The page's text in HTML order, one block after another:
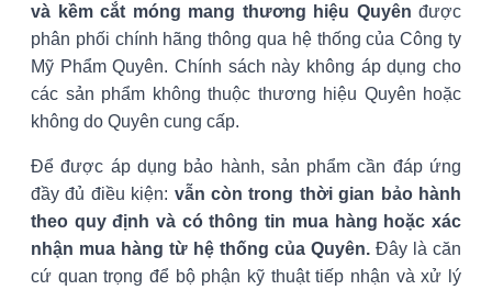
và kềm cắt móng mang thương hiệu Quyên được
phân phối chính hãng thông qua hệ thống của Công ty
Mỹ Phẩm Quyên. Chính sách này không áp dụng cho
các sản phẩm không thuộc thương hiệu Quyên hoặc
không do Quyên cung cấp.
Để được áp dụng bảo hành, sản phẩm cần đáp ứng
đầy đủ điều kiện: vẫn còn trong thời gian bảo hành
theo quy định và có thông tin mua hàng hoặc xác
nhận mua hàng từ hệ thống của Quyên. Đây là căn
cứ quan trọng để bộ phận kỹ thuật tiếp nhận và xử lý